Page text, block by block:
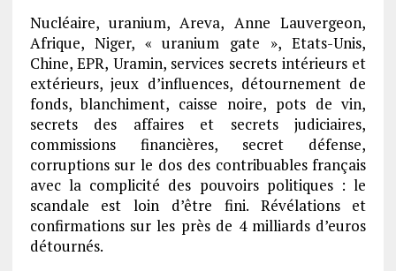
Nucléaire, uranium, Areva, Anne Lauvergeon,
Afrique, Niger, « uranium gate », Etats-Unis,
Chine, EPR, Uramin, services secrets intérieurs et
extérieurs, jeux d’influences, détournement de
fonds, blanchiment, caisse noire, pots de vin,
secrets des affaires et secrets judiciaires,
commissions financières, secret défense,
corruptions sur le dos des contribuables français
avec la complicité des pouvoirs politiques : le
scandale est loin d’être fini. Révélations et
confirmations sur les près de 4 milliards d’euros
détournés.